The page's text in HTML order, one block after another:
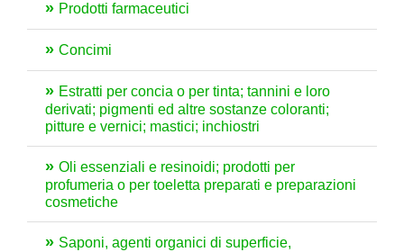
Prodotti farmaceutici
Concimi
Estratti per concia o per tinta; tannini e loro
derivati; pigmenti ed altre sostanze coloranti;
pitture e vernici; mastici; inchiostri
Oli essenziali e resinoidi; prodotti per
profumeria o per toeletta preparati e preparazioni
cosmetiche
Saponi, agenti organici di superficie,